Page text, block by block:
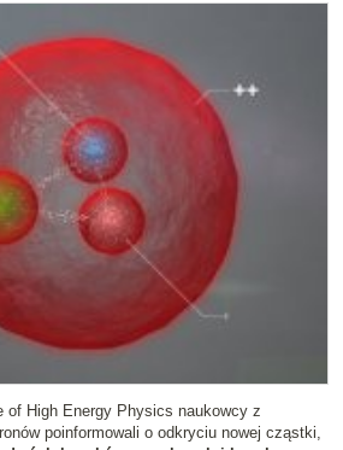
of High Energy Physics naukowcy z
poinformowali o odkryciu nowej cząstki,